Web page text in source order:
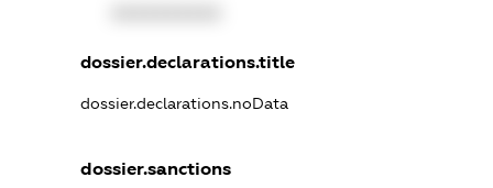
dossier.declarations.title
dossier.declarations.noData
dossier.sanctions